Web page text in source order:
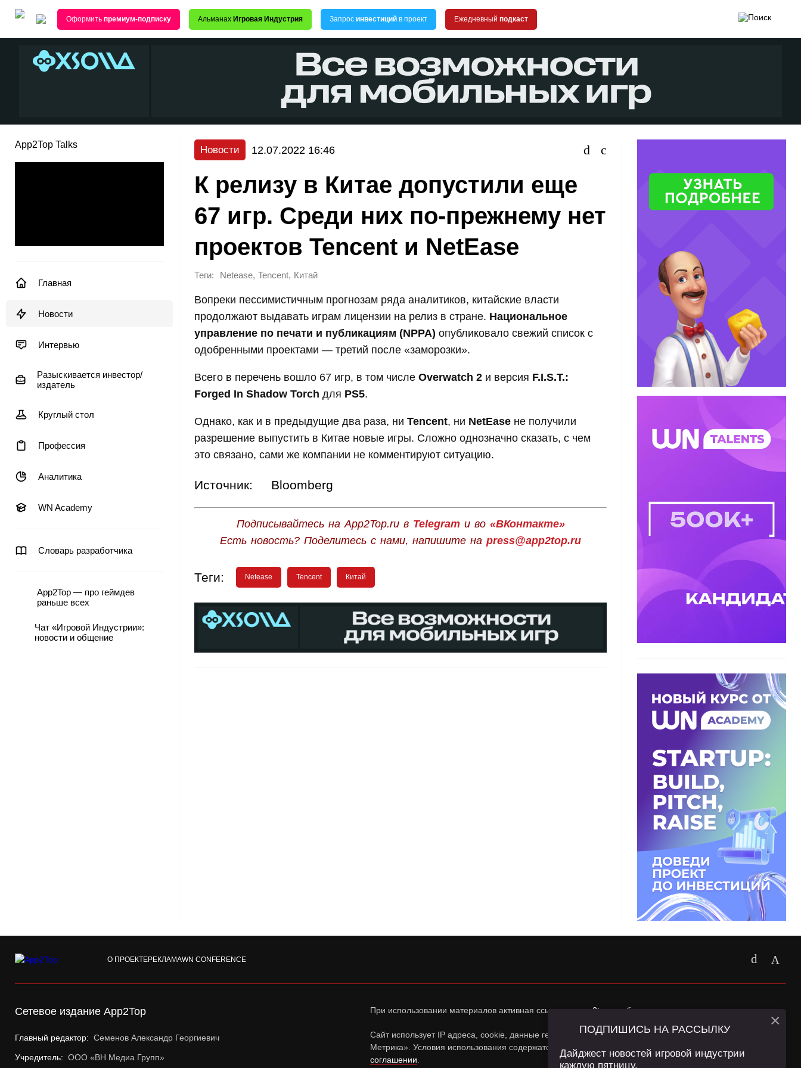
Оформить премиум-подписку Альманах Игровая Индустрия Запрос инвестиций в проект Ежедневный подкаст
App2Top Talks
Главная
Новости
Интервью
Разыскивается инвестор/
издатель
Круглый стол
Профессия
Аналитика
WN Academy
Словарь разработчика
App2Top — про геймдев
раньше всех
Чат «Игровой Индустрии»:
новости и общение
Новости 12.07.2022 16:46
К релизу в Китае допустили еще
67 игр. Среди них по-прежнему нет
проектов Tencent и NetEase
Теги: Netease, Tencent, Китай
Вопреки пессимистичным прогнозам ряда аналитиков, китайские власти
продолжают выдавать играм лицензии на релиз в стране. Национальное
управление по печати и публикациям (NPPA) опубликовало свежий список с
одобренными проектами — третий после «заморозки».
Всего в перечень вошло 67 игр, в том числе Overwatch 2 и версия F.I.S.T.:
Forged In Shadow Torch для PS5.
Однако, как и в предыдущие два раза, ни Tencent, ни NetEase не получили
разрешение выпустить в Китае новые игры. Сложно однозначно сказать, с чем
это связано, сами же компании не комментируют ситуацию.
Источник: Bloomberg
Подписывайтесь на App2Top.ru в Telegramи во «ВКонтакте»
Есть новость? Поделитесь с нами, напишите на press@app2top.ru
Теги: Netease Tencent Китай
О ПРОЕКТЕРЕКЛАМАWN CONFERENCE
Сетевое издание App2Top
Главный редактор: Семенов Александр Георгиевич
Учредитель: ООО «ВН Медиа Групп»
При использовании материалов активная ссылка наapp2top.ruобязательна.
Сайт использует IP адреса, cookie, данные геолокации Пользователей сайта и сервис «Яндекс
Метрика». Условия использования содержатся в
Политике конфиденциальностии
соглашении
ПОДПИШИСЬ НА РАССЫЛКУ
Дайджест новостей игровой индустрии
каждую пятницу.
×